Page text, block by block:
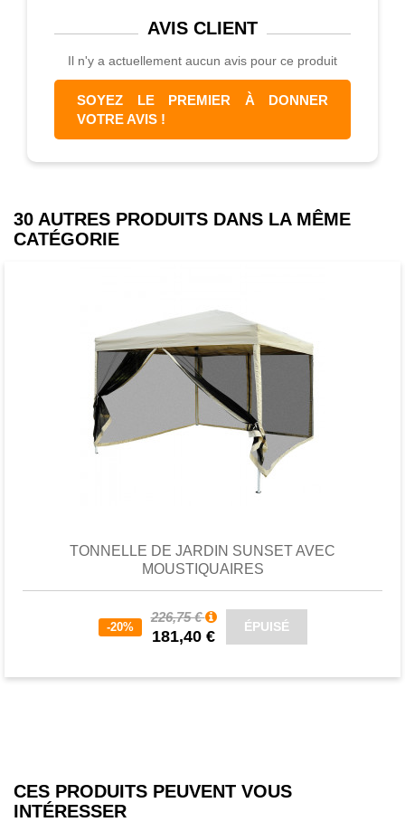
AVIS CLIENT
Il n'y a actuellement aucun avis pour ce produit
SOYEZ LE PREMIER À DONNER
VOTRE AVIS !
30 AUTRES PRODUITS DANS LA MÊME
CATÉGORIE
TONNELLE DE JARDIN SUNSET AVEC
MOUSTIQUAIRES
-20%
226,75 €
181,40 €
ÉPUISÉ
CES PRODUITS PEUVENT VOUS
INTÉRESSER